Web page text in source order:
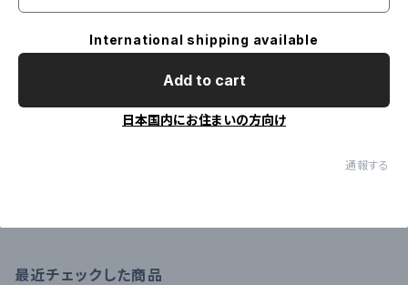
International shipping available
Add to cart
日本国内にお住まいの方向け
通報する
最近チェックした商品